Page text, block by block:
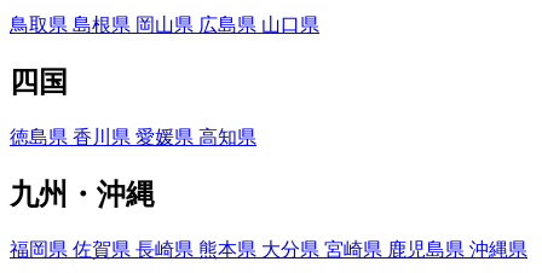
鳥取県 島根県 岡山県 広島県 山口県
四国
徳島県 香川県 愛媛県 高知県
九州・沖縄
福岡県 佐賀県 長崎県 熊本県 大分県 宮崎県 鹿児島県 沖縄県